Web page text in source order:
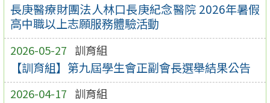
長庚醫療財團法人林口長庚紀念醫院 2026年暑假
高中職以上志願服務體驗活動
2026-05-27 訓育組
【訓育組】第九屆學生會正副會長選舉結果公告
2026-04-17 訓育組